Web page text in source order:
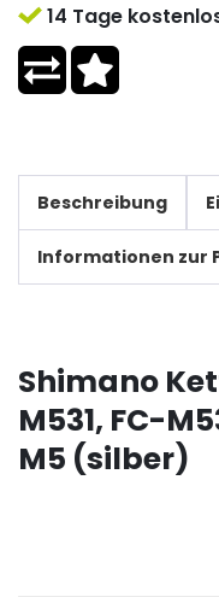
14 Tage
Beschreibung
Informationen zur
Shimano
M531, FC-
M5 (silber)